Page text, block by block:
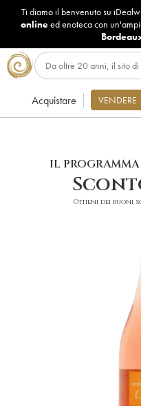
Ti diamo il benvenuto su
onlineed enoteca con
Acquistare VENDERE
IL
Ottieni dei buoni